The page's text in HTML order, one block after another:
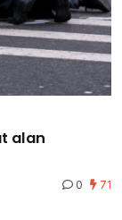
alan
0 71